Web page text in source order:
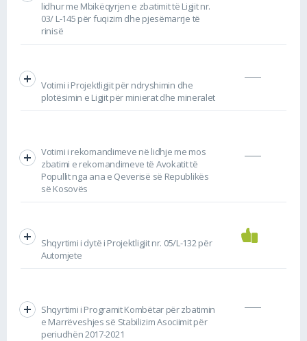
lidhur me Mbikëqyrjen e zbatimit të Ligjit nr.
03/ L-145 për fuqizim dhe pjesëmarrje të
rinisë
Votimi i Projektligjit për ndryshimin dhe
plotësimin e Ligjit për minierat dhe mineralet
Votimi i rekomandimeve në lidhje me mos
zbatimi e rekomandimeve të Avokatit të
Popullit nga ana e Qeverisë së Republikës
së Kosovës
Shqyrtimi i dytë i Projektligjit nr. 05/L-132 për
Automjete
Shqyrtimi i Programit Kombëtar për zbatimin
e Marrëveshjes së Stabilizim Asociimit për
periudhën 2017-2021